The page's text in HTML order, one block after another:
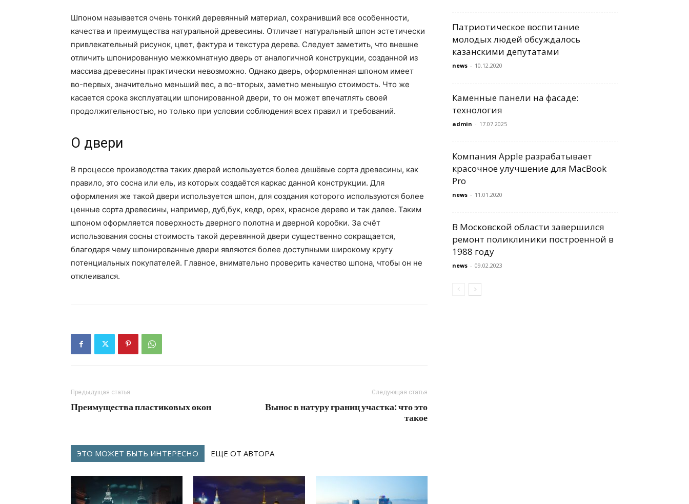
Шпоном называется очень тонкий деревянный материал, сохранивший все особенности,
качества и преимущества натуральной древесины. Отличает натуральный шпон эстетически
привлекательный рисунок, цвет, фактура и текстура дерева. Следует заметить, что внешне
отличить шпонированную межкомнатную дверь от аналогичной конструкции, созданной из
массива древесины практически невозможно. Однако дверь, оформленная шпоном имеет
во-первых, значительно меньший вес, а во-вторых, заметно меньшую стоимость. Что же
касается срока эксплуатации шпонированной двери, то он может впечатлять своей
продолжительностью, но только при условии соблюдения всех правил и требований.
О двери
В процессе производства таких дверей используется более дешёвые сорта древесины, как
правило, это сосна или ель, из которых создаётся каркас данной конструкции. Для
оформления же такой двери используется шпон, для создания которого используются более
ценные сорта древесины, например, дуб,бук, кедр, орех, красное дерево и так далее. Таким
шпоном оформляется поверхность дверного полотна и дверной коробки. За счёт
использования сосны стоимость такой деревянной двери существенно сокращается,
благодаря чему шпонированные двери являются более доступными широкому кругу
потенциальных покупателей. Главное, внимательно проверить качество шпона, чтобы он не
отклеивался.
Предыдущая статья
Преимущества пластиковых окон
Следующая статья
Вынос в натуру границ участка: что это
такое
ЭТО МОЖЕТ БЫТЬ ИНТЕРЕСНО ЕЩЕ ОТ АВТОРА
Патриотическое воспитание
молодых людей обсуждалось
казанскими депутатами
news - 10.12.2020
Каменные панели на фасаде:
технология
admin - 17.07.2025
Компания Apple разрабатывает
красочное улучшение для MacBook
Pro
news - 11.01.2020
В Московской области завершился
ремонт поликлиники построенной в
1988 году
news - 09.02.2023